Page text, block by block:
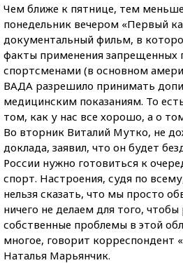
Чем ближе к пятнице, тем
понедельник вечером «Первый
документальный фильм, в
факты применения запрещенных
спортсменами (в основном
ВАДА разрешило принимать
медицинским показаниям. То
том, как у нас все хорошо, а о
Во вторник Виталий Мутко, не
доклада, заявил, что он будет
России нужно готовиться к
спорт. Настроения, судя по
нельзя сказать, что мы просто
ничего не делаем для того,
собственные проблемы в этой
многое, говорит корреспондент
Наталья Марьянчик.